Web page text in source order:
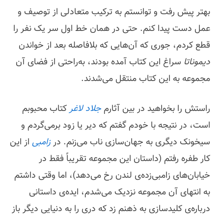
بهتر پیش رفت و توانستم به ترکیب متعادلی از توصیف و
عمل دست پیدا کنم. حتی در همان خط اول سر یک نفر را
قطع کردم، جوری که آن‌هایی که بلافاصله بعد از خواندن
دیموناتا سراغ این کتاب آمده بودند، به‌راحتی از فضای آن
مجموعه به این کتاب منتقل می‌شدند.
راستش را بخواهید در بین آثارم جلاد لاغرکتاب محبوبم
است، در نتیجه با خودم گفتم که دیر یا زود برمی‌گردم و
سیخونک دیگری به جهان‌سازی ناب می‌زنم. درزامبی از این
کار طفره رفتم (داستان این مجموعه تقریباً فقط در
خیابان‌های زامبی‌زده‌ی لندن رخ می‌دهد)، اما وقتی داشتم
به انتهای آن مجموعه نزدیک می‌شدم، ایده‌ی داستانی
درباره‌ی کلیدسازی به ذهنم زد که دری را به دنیایی دیگر باز